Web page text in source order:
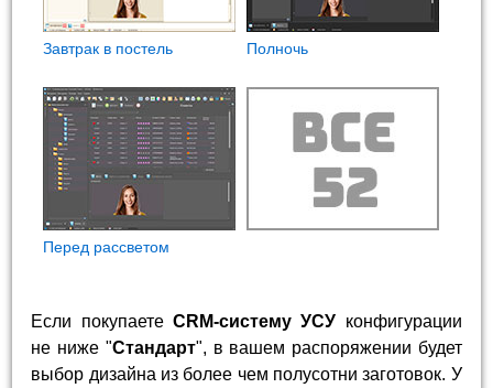
Завтрак в постель Полночь
Перед рассветом
Если покупаете CRM-систему УСУ конфигурации
не ниже "Стандарт", в вашем распоряжении будет
выбор дизайна из более чем полусотни заготовок. У